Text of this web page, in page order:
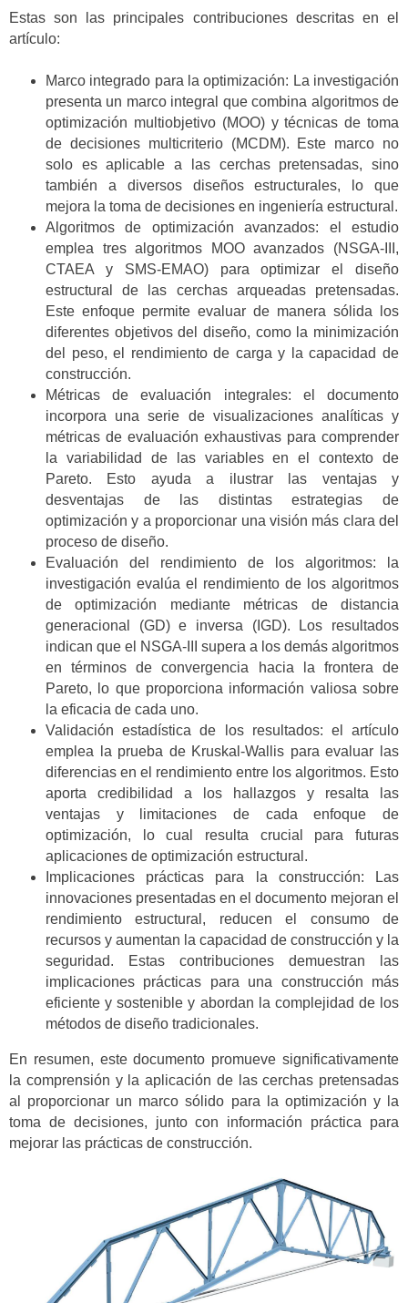
Estas son las principales contribuciones descritas en el
artículo:
Marco integrado para la optimización: La investigación
presenta un marco integral que combina algoritmos de
optimización multiobjetivo (MOO) y técnicas de toma
de decisiones multicriterio (MCDM). Este marco no
solo es aplicable a las cerchas pretensadas, sino
también a diversos diseños estructurales, lo que
mejora la toma de decisiones en ingeniería estructural.
Algoritmos de optimización avanzados: el estudio
emplea tres algoritmos MOO avanzados (NSGA-III,
CTAEA y SMS-EMAO) para optimizar el diseño
estructural de las cerchas arqueadas pretensadas.
Este enfoque permite evaluar de manera sólida los
diferentes objetivos del diseño, como la minimización
del peso, el rendimiento de carga y la capacidad de
construcción.
Métricas de evaluación integrales: el documento
incorpora una serie de visualizaciones analíticas y
métricas de evaluación exhaustivas para comprender
la variabilidad de las variables en el contexto de
Pareto. Esto ayuda a ilustrar las ventajas y
desventajas de las distintas estrategias de
optimización y a proporcionar una visión más clara del
proceso de diseño.
Evaluación del rendimiento de los algoritmos: la
investigación evalúa el rendimiento de los algoritmos
de optimización mediante métricas de distancia
generacional (GD) e inversa (IGD). Los resultados
indican que el NSGA-III supera a los demás algoritmos
en términos de convergencia hacia la frontera de
Pareto, lo que proporciona información valiosa sobre
la eficacia de cada uno.
Validación estadística de los resultados: el artículo
emplea la prueba de Kruskal-Wallis para evaluar las
diferencias en el rendimiento entre los algoritmos. Esto
aporta credibilidad a los hallazgos y resalta las
ventajas y limitaciones de cada enfoque de
optimización, lo cual resulta crucial para futuras
aplicaciones de optimización estructural.
Implicaciones prácticas para la construcción: Las
innovaciones presentadas en el documento mejoran el
rendimiento estructural, reducen el consumo de
recursos y aumentan la capacidad de construcción y la
seguridad. Estas contribuciones demuestran las
implicaciones prácticas para una construcción más
eficiente y sostenible y abordan la complejidad de los
métodos de diseño tradicionales.
En resumen, este documento promueve significativamente
la comprensión y la aplicación de las cerchas pretensadas
al proporcionar un marco sólido para la optimización y la
toma de decisiones, junto con información práctica para
mejorar las prácticas de construcción.